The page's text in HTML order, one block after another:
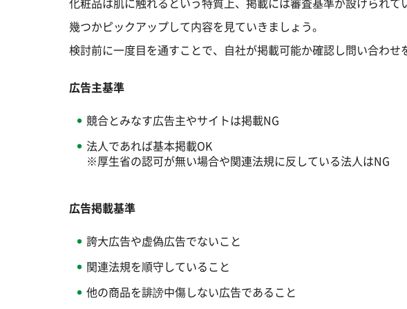
幾つかピックアップして内容を見ていきましょう。
検討前に一度目を通すことで、自社が掲載可能か確認し問い合わせ
広告主基準
競合とみなす広告主やサイトは掲載NG
法人であれば基本掲載OK
※厚生省の認可が無い場合や関連法規に反している法人はNG
広告掲載基準
誇大広告や虚偽広告でないこと
関連法規を順守していること
他の商品を誹謗中傷しない広告であること